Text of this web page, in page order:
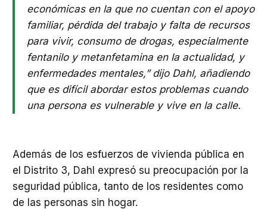
económicas en la que no cuentan con el apoyo
familiar, pérdida del trabajo y falta de recursos
para vivir, consumo de drogas, especialmente
fentanilo y metanfetamina en la actualidad, y
enfermedades mentales,” dijo Dahl, añadiendo
que es difícil abordar estos problemas cuando
una persona es vulnerable y vive en la calle.
Además de los esfuerzos de vivienda pública en
el Distrito 3, Dahl expresó su preocupación por la
seguridad pública, tanto de los residentes como
de las personas sin hogar.